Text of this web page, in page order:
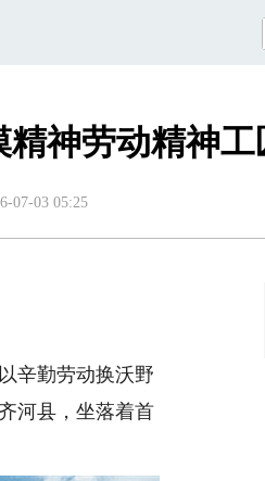
神劳动精神工
07-03 05:25
辛勤劳动换沃野
河县，坐落着首